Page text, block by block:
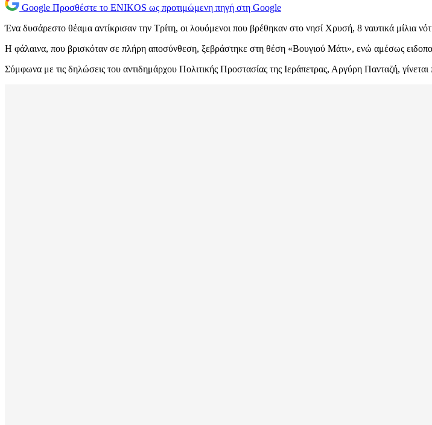
Google Προσθέστε το ENIKOS ως προτιμώμενη πηγή στη Google
Ένα δυσάρεστο θέαμα αντίκρισαν την Τρίτη, οι λουόμενοι που βρέθηκαν στο νησί Χρυσή, 8 ναυτικά μίλια
Η φάλαινα, που βρισκόταν σε πλήρη αποσύνθεση, ξεβράστηκε στη θέση «Βουγιού Μάτι», ενώ αμέσως
Σύμφωνα με τις δηλώσεις του αντιδημάρχου Πολιτικής Προστασίας της Ιεράπετρας, Αργύρη Πανταζή,